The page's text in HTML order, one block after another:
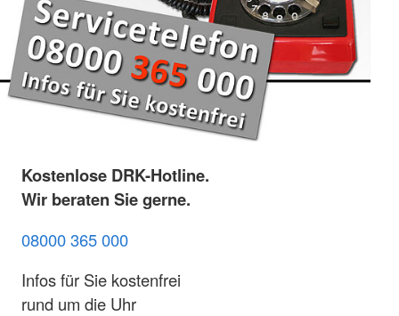
Kostenlose DRK-Hotline.
Wir beraten Sie gerne.
08000 365 000
Infos für Sie kostenfrei
rund um die Uhr